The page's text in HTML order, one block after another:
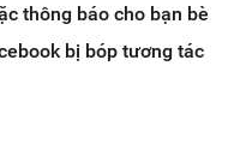
thông báo cho bạn bè
bị bóp tương tác